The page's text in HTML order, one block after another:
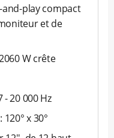
play compact
et de
W crête
20 000 Hz
x 30°